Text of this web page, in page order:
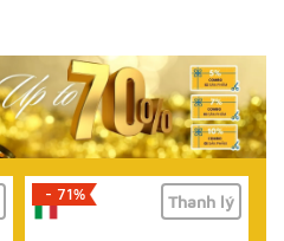
- 61% Thanh lý